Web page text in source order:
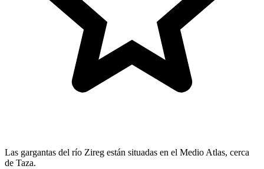
Las gargantas del río Zireg están situadas en el Medio Atlas, cerca
de Taza.